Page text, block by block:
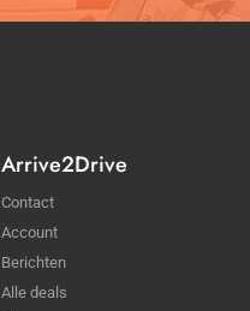
Arrive2Drive
Contact
Account
Berichten
Alle deals